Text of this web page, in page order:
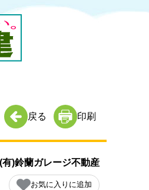
戻る 印刷
(有)鈴蘭ガレージ不動産
お気に入りに追加